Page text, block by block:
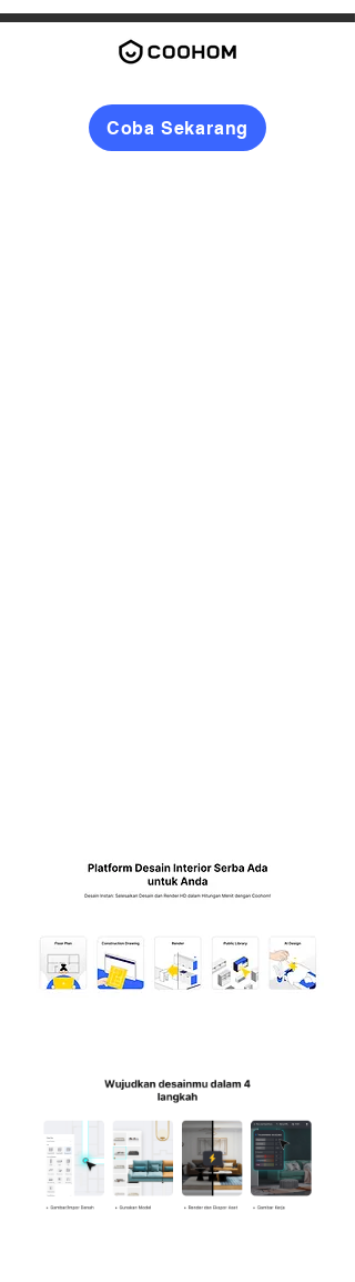
Coba Sekarang